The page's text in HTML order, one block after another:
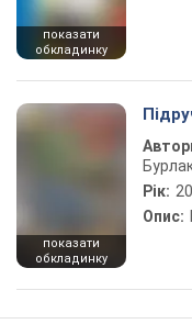
показати
обкладинку
показати
обкладинку
Рік:
Опис: